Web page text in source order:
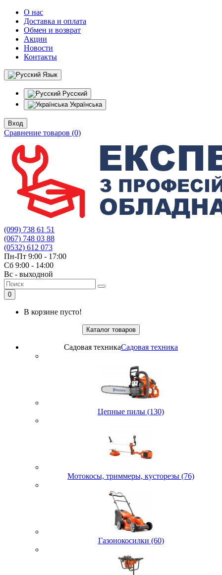
О нас
Доставка и оплата
Обмен и возврат
Акции
Новости
Контакты
Язык
Русский
Українська
Вход
Сравнение товаров (0)
(099) 738 61 51
(067) 748 03 88
(0532) 612 073
Пн-Пт 9:00 - 17:00
Сб 9:00 - 14:00
Вс - выходной
0
В корзине пусто!
Каталог товаров
Садовая техникаСадовая техника
Цепные пилы (130)
Мотокосы, триммеры, кусторезы (76)
Газонокосилки (60)